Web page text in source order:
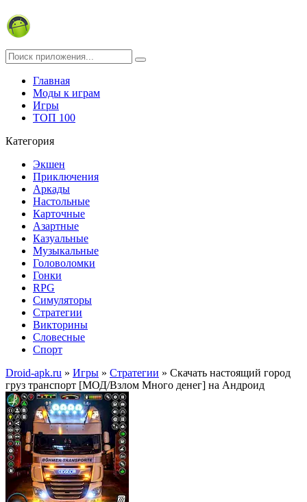
Главная
Моды к играм
Игры
ТОП 100
Категория
Экшен
Приключения
Аркады
Настольные
Карточные
Азартные
Казуальные
Музыкальные
Головоломки
Гонки
RPG
Симуляторы
Стратегии
Викторины
Словесные
Спорт
Droid-apk.ru » Игры » Стратегии » Скачать настоящий город
груз транспорт [МОД/Взлом Много денег] на Андроид